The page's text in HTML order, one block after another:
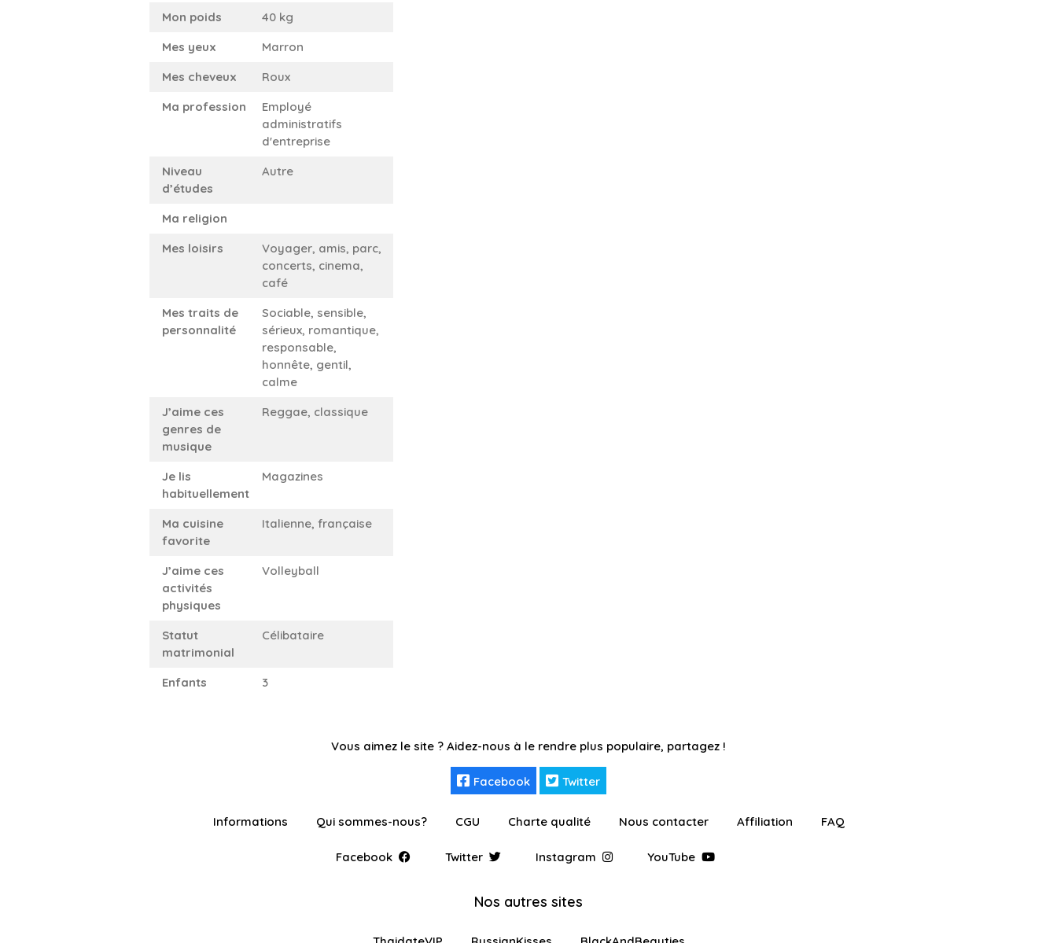
Mon poids
40 kg
Mes yeux
Marron
Mes cheveux
Roux
Ma profession
Employé
administratifs
d'entreprise
Niveau
d’études
Autre
Ma religion
Mes loisirs
Voyager, amis, parc,
concerts, cinema,
café
Mes traits de
personnalité
Sociable, sensible,
sérieux, romantique,
responsable,
honnête, gentil,
calme
J’aime ces
genres de
musique
Reggae, classique
Je lis
habituellement
Magazines
Ma cuisine
favorite
Italienne, française
J’aime ces
activités
physiques
Volleyball
Statut
matrimonial
Célibataire
Enfants 3
Vous aimez le site ? Aidez-nous à le rendre plus populaire, partagez !
Facebook Twitter
Informations Qui sommes-nous? CGU Charte qualité Nous contacter Affiliation FAQ
Facebook Twitter Instagram YouTube
Nos autres sites